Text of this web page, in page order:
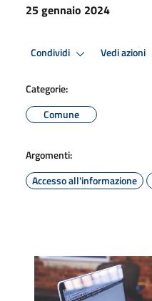
25 gennaio 2024
Condividi Vedi azioni
Categorie:
Comune
Argomenti:
Accesso all'informazione